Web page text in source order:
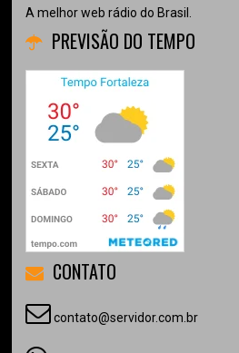
A melhor web rádio do Brasil.
PREVISÃO DO TEMPO
CONTATO
contato@servidor.com.br